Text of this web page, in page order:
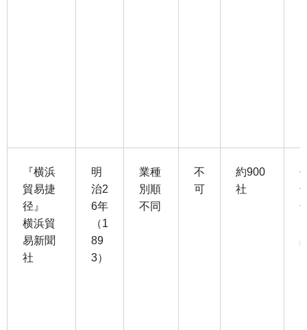
『横浜
貿易捷
径』
横浜貿
易新聞
社
明
治2
6年
（1
89
3）
業種
別順
不同
不
可
約900
社